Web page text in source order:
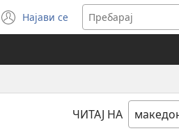
Најави се
(opens
new
ЧИТАЈ НА